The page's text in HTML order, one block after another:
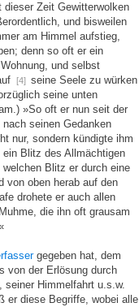
Zeit Gewitterwolken
und bisweilen
am Himmel aufstieg,
denn so oft er ein
und selbst
[4] seine Seele zu würken
seine unten
»So oft er nun seit der
seinen Gedanken
nur, sondern kündigte ihm
Blitz des Allmächtigen
Blitz er durch eine
von oben herab auf den
drohete er auch allen
die ihn oft grausam
gegeben hat, dem
von der Erlösung durch
seiner Himmelfahrt u.s.w.
er diese Begriffe, wobei alle